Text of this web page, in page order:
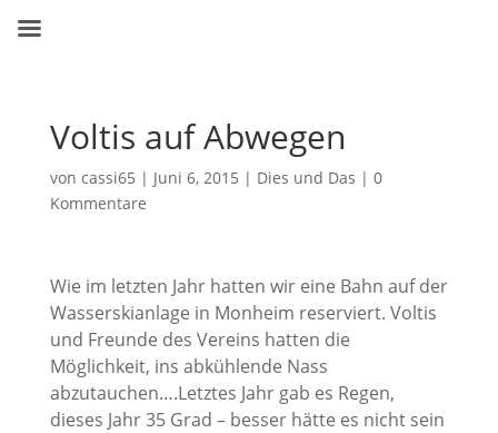
Voltis auf Abwegen
von cassi65 | Juni 6, 2015 | Dies und Das | 0
Kommentare
Wie im letzten Jahr hatten wir eine Bahn auf der
Wasserskianlage in Monheim reserviert. Voltis
und Freunde des Vereins hatten die
Möglichkeit, ins abkühlende Nass
abzutauchen….Letztes Jahr gab es Regen,
dieses Jahr 35 Grad – besser hätte es nicht sein